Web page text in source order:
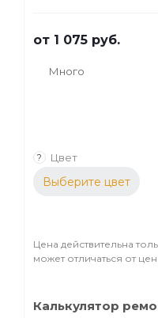
от 1 075 руб.
Много
? Цвет
Выберите цвет
Цена действительна
может отличаться от
Калькулятор